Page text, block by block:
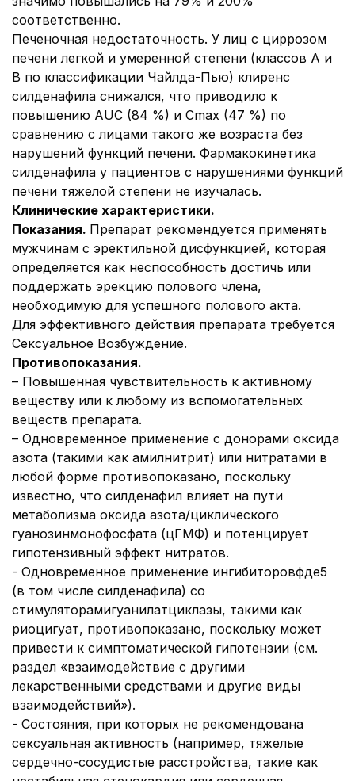
соответственно.
Печеночная недостаточность. У лиц с циррозом
печени легкой и умеренной степени (классов А и
В по классификации Чайлда-Пью) клиренс
силденафила снижался, что приводило к
повышению AUC (84 %) и Cmax (47 %) по
сравнению с лицами такого же возраста без
нарушений функций печени. Фармакокинетика
силденафила у пациентов с нарушениями функций
печени тяжелой степени не изучалась.
Клинические характеристики.
Показания. Препарат рекомендуется применять
мужчинам с эректильной дисфункцией, которая
определяется как неспособность достичь или
поддержать эрекцию полового члена,
необходимую для успешного полового акта.
Для эффективного действия препарата требуется
Сексуальное Возбуждение.
Противопоказания.
– Повышенная чувствительность к активному
веществу или к любому из вспомогательных
веществ препарата.
– Одновременное применение с донорами оксида
азота (такими как амилнитрит) или нитратами в
любой форме противопоказано, поскольку
известно, что силденафил влияет на пути
метаболизма оксида азота/циклического
гуанозинмонофосфата (цГМФ) и потенцирует
гипотензивный эффект нитратов.
- Одновременное применение ингибиторовфде5
(в том числе силденафила) со
стимуляторамигуанилатциклазы, такими как
риоцигуат, противопоказано, поскольку может
привести к симптоматической гипотензии (см.
раздел «взаимодействие с другими
лекарственными средствами и другие виды
взаимодействий»).
- Состояния, при которых не рекомендована
сексуальная активность (например, тяжелые
сердечно-сосудистые расстройства, такие как